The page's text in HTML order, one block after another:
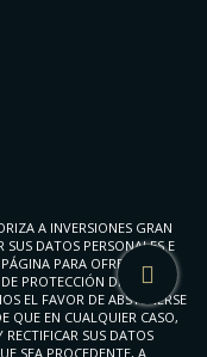
A INVERSIONES GRAN
DATOS PERSONALES E
PARA OFRECERLE
PROTECCIÓN DE DATOS
EL FAVOR DE ABSTENERSE
QUE EN CUALQUIER CASO,
SUS DATOS
SEA PROCEDENTE, A